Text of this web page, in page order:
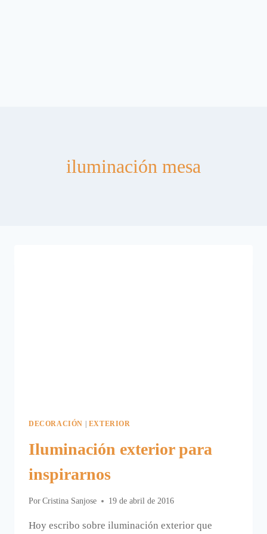
iluminación mesa
DECORACIÓN | EXTERIOR
Iluminación exterior para
inspirarnos
Por Cristina Sanjose 19 de abril de 2016
Hoy escribo sobre iluminación exterior que